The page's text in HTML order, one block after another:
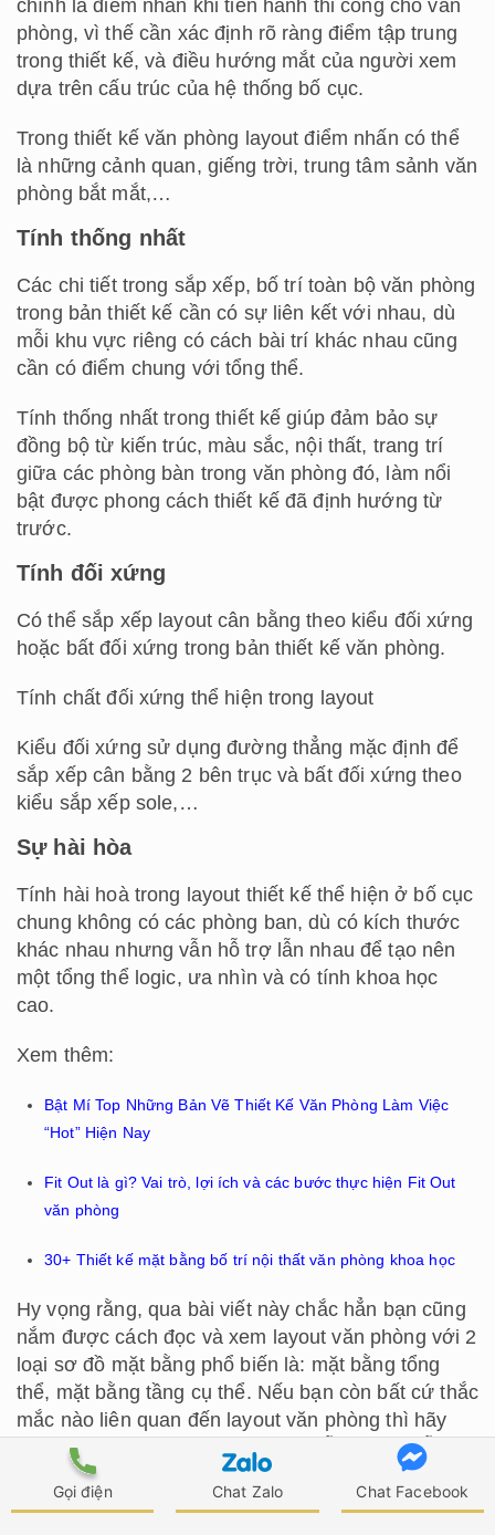
Gọi điện Chat Zalo Chat Facebook
chính là điểm nhấn khi tiến hành thi công cho văn
phòng, vì thế cần xác định rõ ràng điểm tập trung
trong thiết kế, và điều hướng mắt của người xem
dựa trên cấu trúc của hệ thống bố cục.
Trong thiết kế văn phòng layout điểm nhấn có thể
là những cảnh quan, giếng trời, trung tâm sảnh văn
phòng bắt mắt,…
Tính thống nhất
Các chi tiết trong sắp xếp, bố trí toàn bộ văn phòng
trong bản thiết kế cần có sự liên kết với nhau, dù
mỗi khu vực riêng có cách bài trí khác nhau cũng
cần có điểm chung với tổng thể.
Tính thống nhất trong thiết kế giúp đảm bảo sự
đồng bộ từ kiến trúc, màu sắc, nội thất, trang trí
giữa các phòng bàn trong văn phòng đó, làm nổi
bật được phong cách thiết kế đã định hướng từ
trước.
Tính đối xứng
Có thể sắp xếp layout cân bằng theo kiểu đối xứng
hoặc bất đối xứng trong bản thiết kế văn phòng.
Tính chất đối xứng thể hiện trong layout
Kiểu đối xứng sử dụng đường thẳng mặc định để
sắp xếp cân bằng 2 bên trục và bất đối xứng theo
kiểu sắp xếp sole,…
Sự hài hòa
Tính hài hoà trong layout thiết kế thể hiện ở bố cục
chung không có các phòng ban, dù có kích thước
khác nhau nhưng vẫn hỗ trợ lẫn nhau để tạo nên
một tổng thể logic, ưa nhìn và có tính khoa học
cao.
Xem thêm:
Bật Mí Top Những Bản Vẽ Thiết Kế Văn Phòng Làm Việc
“Hot” Hiện Nay
Fit Out là gì? Vai trò, lợi ích và các bước thực hiện Fit Out
văn phòng
30+ Thiết kế mặt bằng bố trí nội thất văn phòng khoa học
Hy vọng rằng, qua bài viết này chắc hẳn bạn cũng
nắm được cách đọc và xem layout văn phòng với 2
loại sơ đồ mặt bằng phổ biến là: mặt bằng tổng
thể, mặt bằng tầng cụ thể. Nếu bạn còn bất cứ thắc
mắc nào liên quan đến layout văn phòng thì hãy
liên hệ với ATZ để được tư vấn miễn phí và hỗ trợ
nhanh chóng 24/7 nhé.